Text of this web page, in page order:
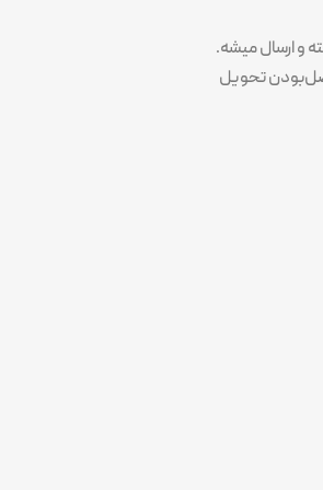
و ارسال میشه.
بازگشت کالا و تضمین اصل‌بودن تحویل